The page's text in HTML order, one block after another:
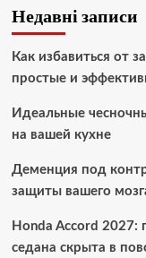
Недавні записи
Как избавиться от
простые и
Идеальные
на вашей кухне
Деменция под
защиты вашего
Honda Accord 2027:
седана скрыта в